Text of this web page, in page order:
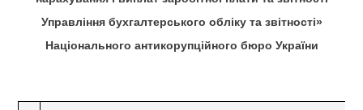
Управління бухгалтерського обліку та звітності»
Національного антикорупційного бюро України